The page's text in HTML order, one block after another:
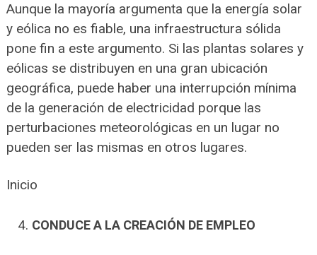
Aunque la mayoría argumenta que la energía solar
y eólica no es fiable, una infraestructura sólida
pone fin a este argumento. Si las plantas solares y
eólicas se distribuyen en una gran ubicación
geográfica, puede haber una interrupción mínima
de la generación de electricidad porque las
perturbaciones meteorológicas en un lugar no
pueden ser las mismas en otros lugares.
Inicio
CONDUCE A LA CREACIÓN DE EMPLEO